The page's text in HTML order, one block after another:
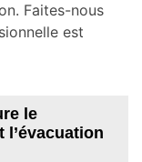
Faites-nous
est
le
l’évacuation